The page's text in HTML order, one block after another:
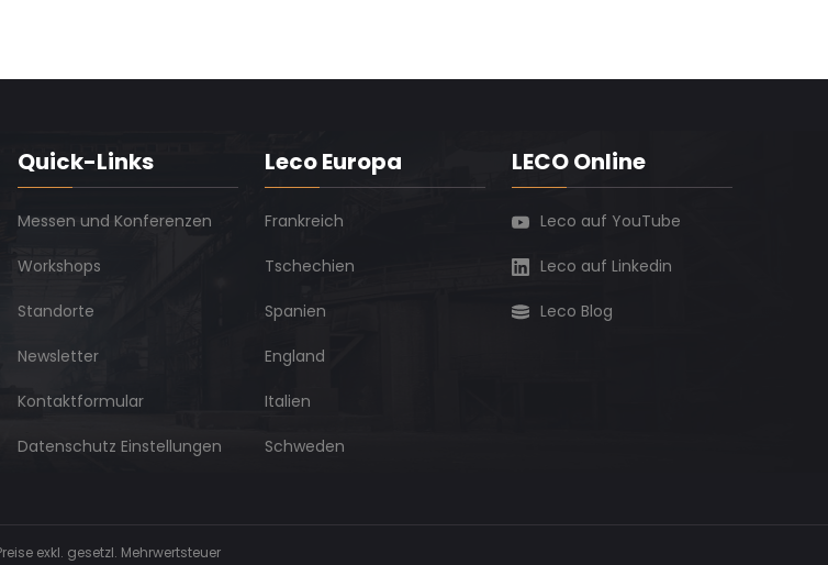
Quick-Links
Messen und Konferenzen
Workshops
Standorte
Newsletter
Kontaktformular
Datenschutz Einstellungen
Leco Europa
Frankreich
Tschechien
Spanien
England
Italien
Schweden
LECO Online
Leco auf YouTube
Leco auf Linkedin
Leco Blog
exkl. gesetzl. Mehrwertsteuer